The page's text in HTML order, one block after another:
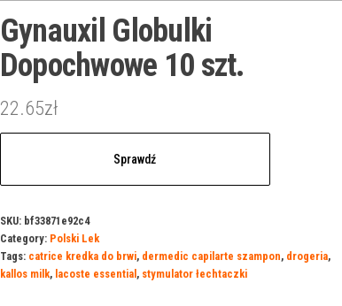
Gynauxil Globulki
Dopochwowe 10 szt.
22.65zł
Sprawdź
SKU: bf33871e92c4
Category: Polski Lek
Tags: catrice kredka do brwi, dermedic capilarte szampon, drogeria,
kallos milk, lacoste essential , stymulator łechtaczki